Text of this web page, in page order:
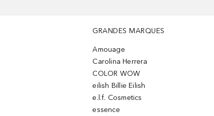
GRANDES MARQUES
Amouage
Carolina Herrera
COLOR WOW
eilish Billie Eilish
e.l.f. Cosmetics
essence